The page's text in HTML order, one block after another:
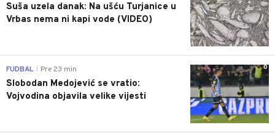
Suša uzela danak: Na ušću Turjanice u
Vrbas nema ni kapi vode (VIDEO)
0
FUDBAL Pre 23 min
Slobodan Medojević se vratio:
Vojvodina objavila velike vijesti